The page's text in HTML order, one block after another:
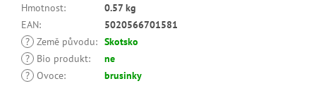
Hmotnost:
0.57 kg
EAN:
5020566701581
? Země původu: Skotsko
?
Bio produkt:
ne
? Ovoce: brusinky